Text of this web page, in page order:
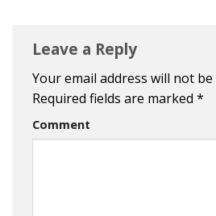
Leave a Reply
Your email address will not
Required fields are marked *
Comment